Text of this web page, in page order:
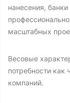
нанесения,
масштабных
Весовые
потребности как
компаний.